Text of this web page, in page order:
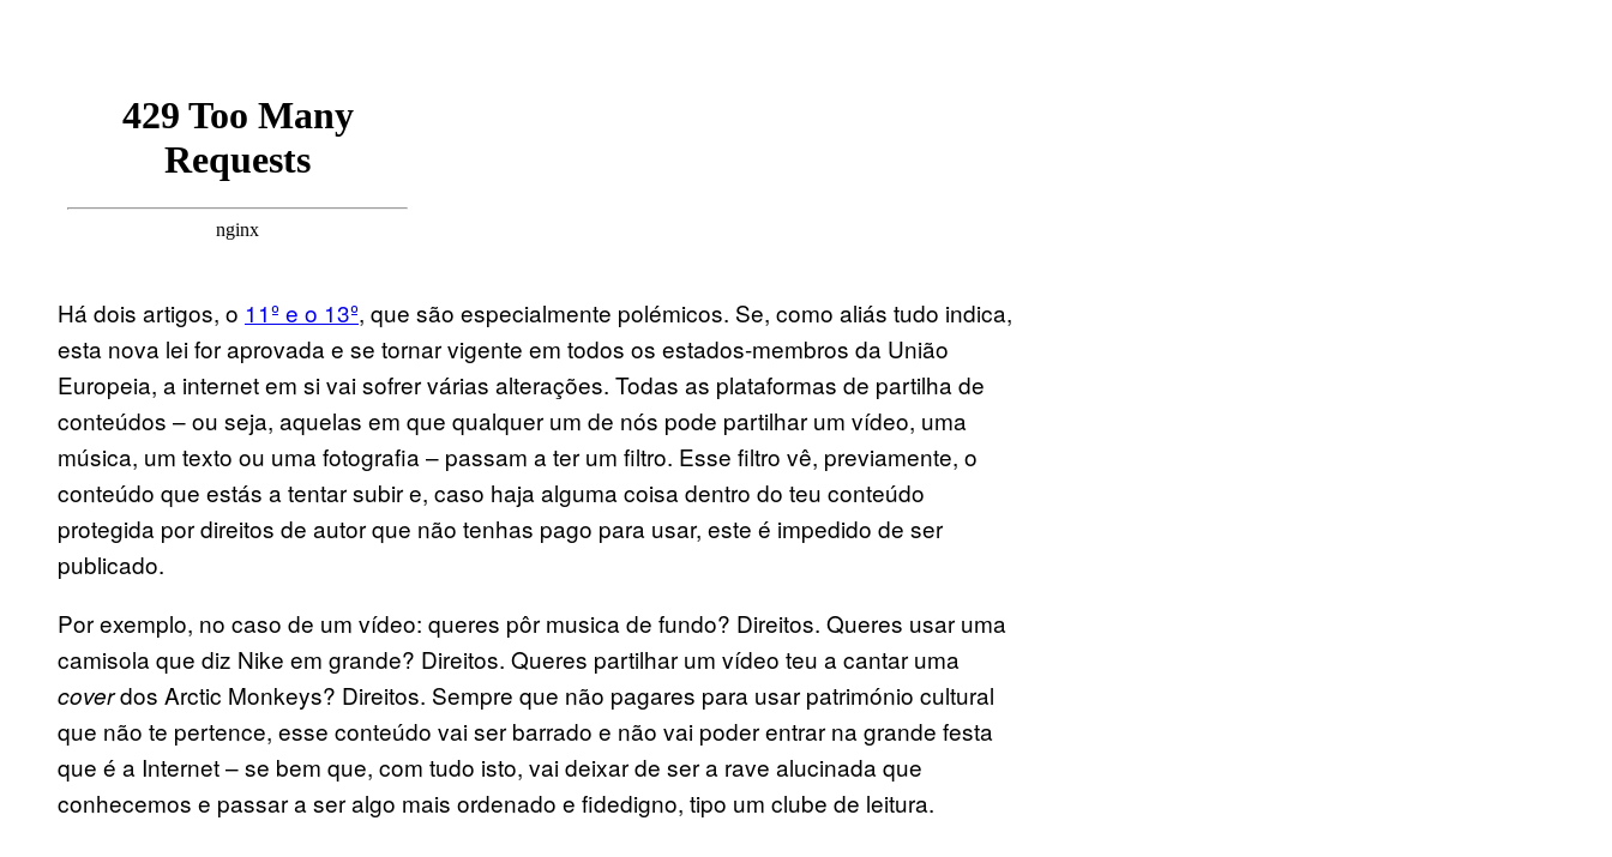
Há dois artigos, o 11º e o 13º, que são especialmente polémicos. Se, como aliás tudo indica,
esta nova lei for aprovada e se tornar vigente em todos os estados-membros da União
Europeia, a internet em si vai sofrer várias alterações. Todas as plataformas de partilha de
conteúdos – ou seja, aquelas em que qualquer um de nós pode partilhar um vídeo, uma
música, um texto ou uma fotografia – passam a ter um filtro. Esse filtro vê, previamente, o
conteúdo que estás a tentar subir e, caso haja alguma coisa dentro do teu conteúdo
protegida por direitos de autor que não tenhas pago para usar, este é impedido de ser
publicado.
Por exemplo, no caso de um vídeo: queres pôr musica de fundo? Direitos. Queres usar uma
camisola que diz Nike em grande? Direitos. Queres partilhar um vídeo teu a cantar uma
coverdos Arctic Monkeys? Direitos. Sempre que não pagares para usar património cultural
que não te pertence, esse conteúdo vai ser barrado e não vai poder entrar na grande festa
que é a Internet – se bem que, com tudo isto, vai deixar de ser a rave alucinada que
conhecemos e passar a ser algo mais ordenado e fidedigno, tipo um clube de leitura.